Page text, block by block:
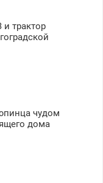
и трактор
чудом
дома